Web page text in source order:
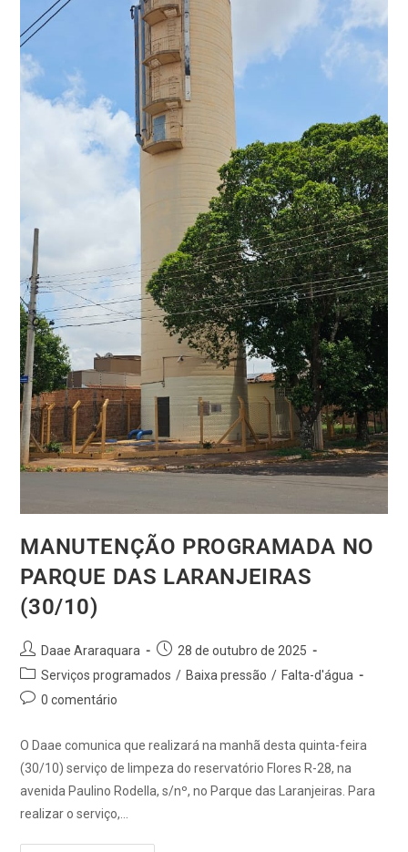
MANUTENÇÃO PROGRAMADA NO
PARQUE DAS LARANJEIRAS
(30/10)
Daae Araraquara
28 de outubro de 2025
Serviços programados / Baixa pressão / Falta-d'água
0 comentário
O Daae comunica que realizará na manhã desta quinta-feira
(30/10) serviço de limpeza do reservatório Flores R-28, na
avenida Paulino Rodella, s/nº, no Parque das Laranjeiras. Para
realizar o serviço,…